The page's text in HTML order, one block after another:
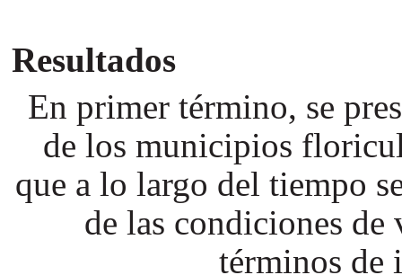
Resultados
En primer término, se
de los municipios
que a lo largo del tiempo
de las condiciones de
términos de